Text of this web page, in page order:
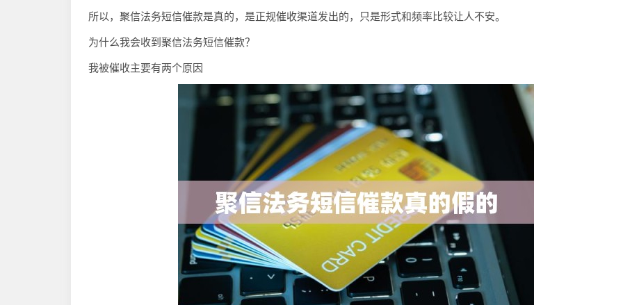
所以，聚信法务短信催款是真的，是正规催收渠道发出的，只是形式和频率比较让人不安。
为什么我会收到聚信法务短信催款？
我被催收主要有两个原因